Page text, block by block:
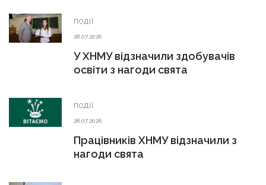
ПОДІЇ
28.07.2026
У ХНМУ відзначили здобувачів
освіти з нагоди свята
ПОДІЇ
28.07.2026
Працівників ХНМУ відзначили з
нагоди свята